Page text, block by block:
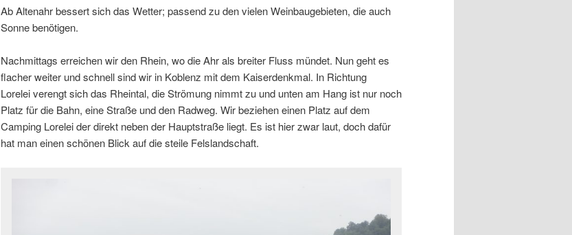
Ab Altenahr bessert sich das Wetter; passend zu den vielen Weinbaugebieten, die auch
Sonne benötigen.
Nachmittags erreichen wir den Rhein, wo die Ahr als breiter Fluss mündet. Nun geht es
flacher weiter und schnell sind wir in Koblenz mit dem Kaiserdenkmal. In Richtung
Lorelei verengt sich das Rheintal, die Strömung nimmt zu und unten am Hang ist nur noch
Platz für die Bahn, eine Straße und den Radweg. Wir beziehen einen Platz auf dem
Camping Lorelei der direkt neben der Hauptstraße liegt. Es ist hier zwar laut, doch dafür
hat man einen schönen Blick auf die steile Felslandschaft.